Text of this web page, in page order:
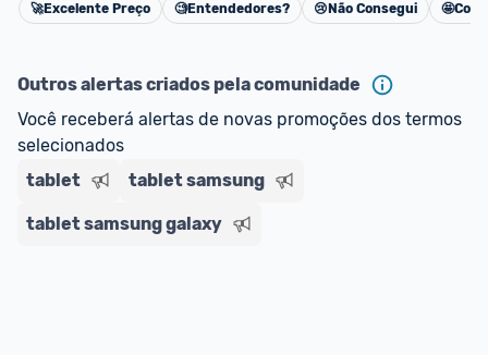
Cancelar
🚀Excelente Preço 🧐Entendedores? 😢 Não Consegui 🤩
Outros alertas criados pela comunidade
Você receberá alertas de novas promoções dos termos
selecionados
tablet
tablet samsung
tablet samsung galaxy